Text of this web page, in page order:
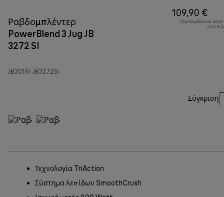
Ραβδομπλέντερ
PowerBlend 3 Jug JB
3272 SI
JB301AI-JB3272SI
109,90 €
Περιλαμβάνεται
21,27 €
Σύγκριση
Τεχνολογία TriAction
Σύστημα λεπίδων SmoothCrush